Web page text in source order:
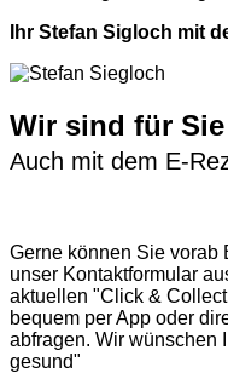
Ihr Stefan Sigloch mit
Wir sind für
Auch mit dem E-
Gerne können Sie vorab
unser Kontaktformular
aktuellen "Click &
bequem per App oder
abfragen. Wir wünschen
gesund"